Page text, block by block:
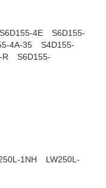
S6D155-4E
S6D155-
4A-35
S4D155-
R
S6D155-
1NH
LW250L-